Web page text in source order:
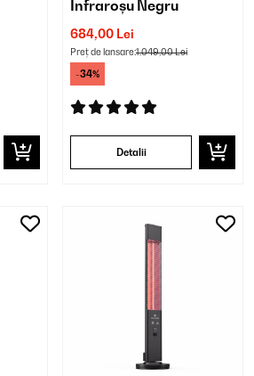
Infraroșu Negru
684,00 Lei
Preț de lansare:1.049,00 Lei
-34%
Detalii